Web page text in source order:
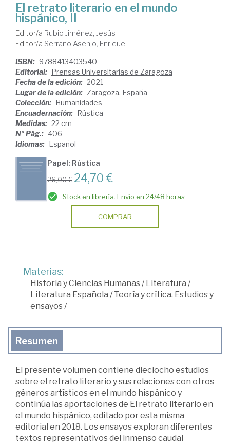
El retrato literario en el mundo
hispánico, II
Editor/a Rubio Jiménez, Jesús
Editor/a Serrano Asenjo, Enrique
ISBN: 9788413403540
Editorial: Prensas Universitarias de Zaragoza
Fecha de la edición: 2021
Lugar de la edición: Zaragoza. España
Colección: Humanidades
Encuadernación: Rústica
Medidas: 22 cm
Nº Pág.: 406
Idiomas: Español
Papel: Rústica
26,00 € 24,70 €
Stock en librería. Envío en 24/48 horas
COMPRAR
Materias:
Historia y Ciencias Humanas/Literatura /
Literatura Española /Teoría y crítica. Estudios y
ensayos/
Resumen
El presente volumen contiene dieciocho estudios
sobre el retrato literario y sus relaciones con otros
géneros artísticos en el mundo hispánico y
continúa las aportaciones de El retrato literario en
el mundo hispánico, editado por esta misma
editorial en 2018. Los ensayos exploran diferentes
textos representativos del inmenso caudal